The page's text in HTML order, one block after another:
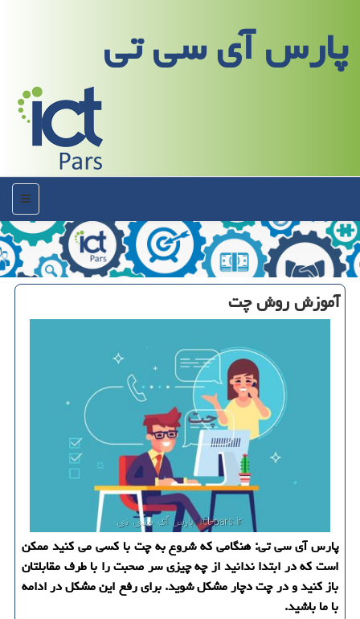
پارس آی سی تی
منو
آموزش روش چت
پارس آی سی تی: هنگامی كه شروع به چت با كسی می كنید ممكن
است كه در ابتدا ندانید از چه چیزی سر صحبت را با طرف مقابلتان
باز كنید و در چت دچار مشكل شوید. برای رفع این مشكل در ادامه
با ما باشید.